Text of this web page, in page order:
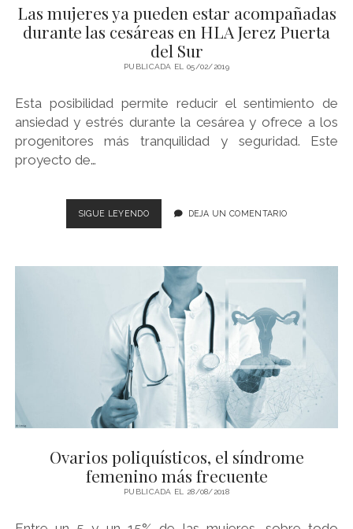
Las mujeres ya pueden estar acompañadas
durante las cesáreas en HLA Jerez Puerta
del Sur
PUBLICADA EL 05/02/2019
Esta posibilidad permite reducir el sentimiento de
ansiedad y estrés durante la cesárea y ofrece a los
progenitores más tranquilidad y seguridad. Este
proyecto de…
SIGUE LEYENDOLAS
MUJERES
ESTAR
ACOMPAÑADAS
DURANTE
LAS
CESÁREAS
EN
HLA
JEREZ
DEJA UN COMENTARIO
Ovarios poliquísticos, el síndrome
femenino más frecuente
PUBLICADA EL 28/08/2018